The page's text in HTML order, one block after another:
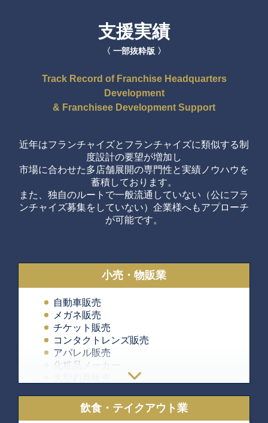
支援実績
〈 一部抜粋版 〉
Track Record of Franchise Headquarters
Development
& Franchisee Development Support
近年はフランチャイズとフランチャイズに類似する制
度設計の要望が増加し
市場に合わせた多店舗展開の専門性と実績ノウハウを
蓄積しております。
また、独自のルートで一般流通していない（公にフラ
ンチャイズ募集をしていない）企業様へもアプローチ
が可能です。
小売・物販業
自動車販売
メガネ販売
チケット販売
コンタクトレンズ販売
アパレル販売
化粧品メーカー
飲料メーカー
マヌカハニー輸入
飲食・テイクアウト業